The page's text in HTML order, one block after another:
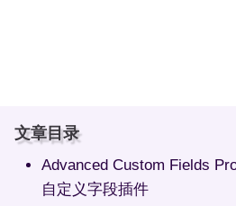
文章目录
Advanced Custom Fields
自定义字段插件